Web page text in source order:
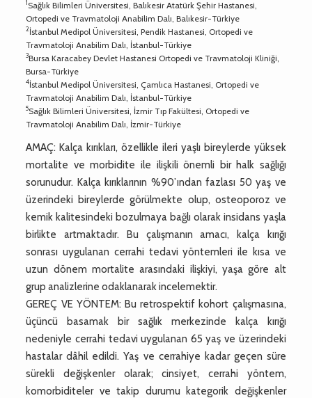
1 Sağlık Bilimleri Üniversitesi, Balıkesir Atatürk Şehir Hastanesi,
Ortopedi ve Travmatoloji Anabilim Dalı, Balıkesir-Türkiye
2İstanbul Medipol Üniversitesi, Pendik Hastanesi, Ortopedi ve
Travmatoloji Anabilim Dalı, İstanbul-Türkiye
3Bursa Karacabey Devlet Hastanesi Ortopedi ve Travmatoloji Kliniği,
Bursa-Türkiye
4İstanbul Medipol Üniversitesi, Çamlıca Hastanesi, Ortopedi ve
Travmatoloji Anabilim Dalı, İstanbul-Türkiye
5Sağlık Bilimleri Üniversitesi, İzmir Tıp Fakültesi, Ortopedi ve
Travmatoloji Anabilim Dalı, İzmir-Türkiye
AMAÇ: Kalça kırıkları, özellikle ileri yaşlı bireylerde yüksek
mortalite ve morbidite ile ilişkili önemli bir halk sağlığı
sorunudur. Kalça kırıklarının %90’ından fazlası 50 yaş ve
üzerindeki bireylerde görülmekte olup, osteoporoz ve
kemik kalitesindeki bozulmaya bağlı olarak insidans yaşla
birlikte artmaktadır. Bu çalışmanın amacı, kalça kırığı
sonrası uygulanan cerrahi tedavi yöntemleri ile kısa ve
uzun dönem mortalite arasındaki ilişkiyi, yaşa göre alt
grup analizlerine odaklanarak incelemektir.
GEREÇ VE YÖNTEM: Bu retrospektif kohort çalışmasına,
üçüncü basamak bir sağlık merkezinde kalça kırığı
nedeniyle cerrahi tedavi uygulanan 65 yaş ve üzerindeki
hastalar dâhil edildi. Yaş ve cerrahiye kadar geçen süre
sürekli değişkenler olarak; cinsiyet, cerrahi yöntem,
komorbiditeler ve takip durumu kategorik değişkenler